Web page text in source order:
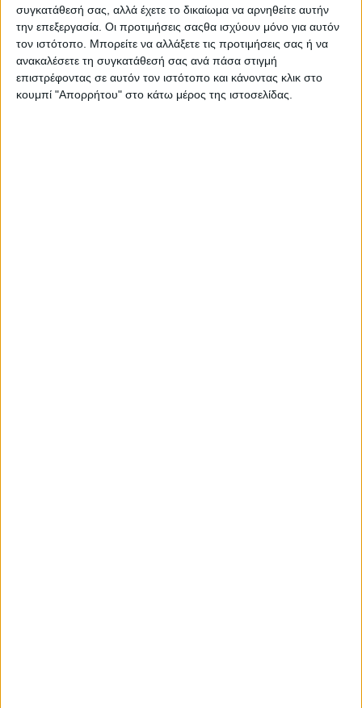
συγκατάθεσή σας, αλλά έχετε το δικαίωμα να αρνηθείτε αυτήν
την επεξεργασία. Οι προτιμήσεις σαςθα ισχύουν μόνο για αυτόν
τον ιστότοπο. Μπορείτε να αλλάξετε τις προτιμήσεις σας ή να
ανακαλέσετε τη συγκατάθεσή σας ανά πάσα στιγμή
επιστρέφοντας σε αυτόν τον ιστότοπο και κάνοντας κλικ στο
κουμπί "Απορρήτου" στο κάτω μέρος της ιστοσελίδας.